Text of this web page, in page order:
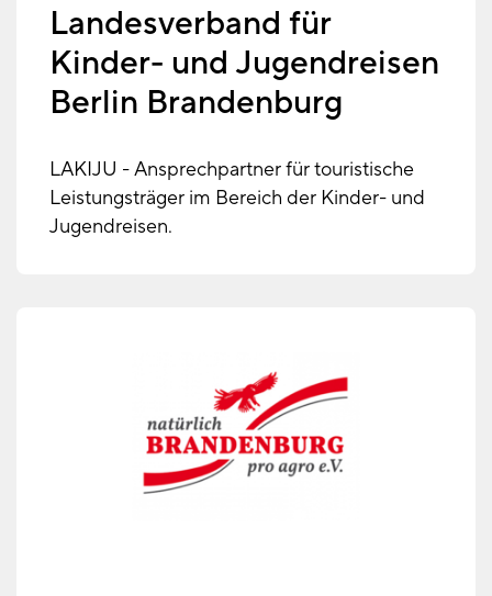
Landesverband für
Kinder- und Jugendreisen
Berlin Brandenburg
LAKIJU - Ansprechpartner für touristische
Leistungsträger im Bereich der Kinder- und
Jugendreisen.